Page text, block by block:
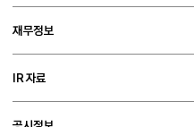
재무정보
IR 자료